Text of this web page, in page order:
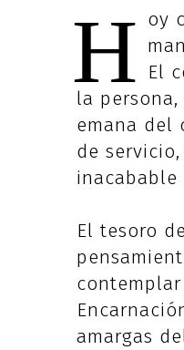
H oy
El
la
emana del
de
inacabable
El tesoro
contemplar
amargas